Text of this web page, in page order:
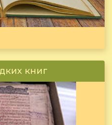
книг